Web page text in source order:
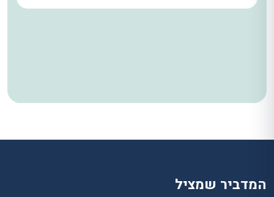
המדביר שמציל